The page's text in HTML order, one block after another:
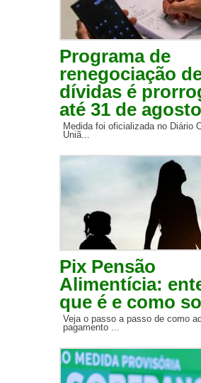
Programa de
renegociação
dívidas é
até 31 de agosto
Medida foi oficializada no Diário
Uniã...
Pix Pensão
Alimentícia:
que é e como
Veja o passo a passo de como
pagamento ...